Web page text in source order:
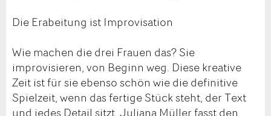
Die Erabeitung ist Improvisation
Wie machen die drei Frauen das? Sie
improvisieren, von Beginn weg. Diese kreative
Zeit ist für sie ebenso schön wie die definitive
Spielzeit, wenn das fertige Stück steht, der Text
und jedes Detail sitzt. Juliana Müller fasst den